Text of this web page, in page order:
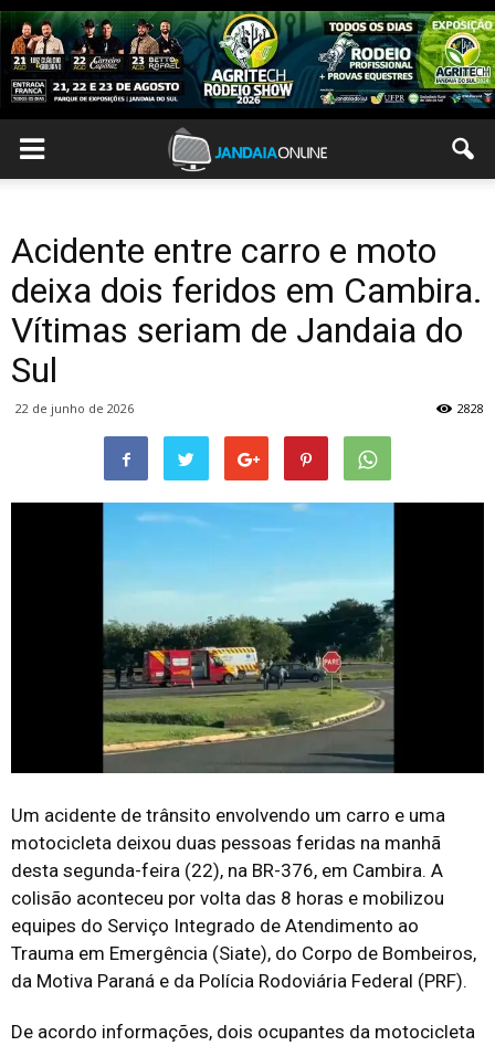
Acidente entre carro e moto
deixa dois feridos em Cambira.
Vítimas seriam de Jandaia do
Sul
22 de junho de 2026 2828
Um acidente de trânsito envolvendo um carro e uma
motocicleta deixou duas pessoas feridas na manhã
desta segunda-feira (22), na BR-376, em Cambira. A
colisão aconteceu por volta das 8 horas e mobilizou
equipes do Serviço Integrado de Atendimento ao
Trauma em Emergência (Siate), do Corpo de Bombeiros,
da Motiva Paraná e da Polícia Rodoviária Federal (PRF).
De acordo informações, dois ocupantes da motocicleta